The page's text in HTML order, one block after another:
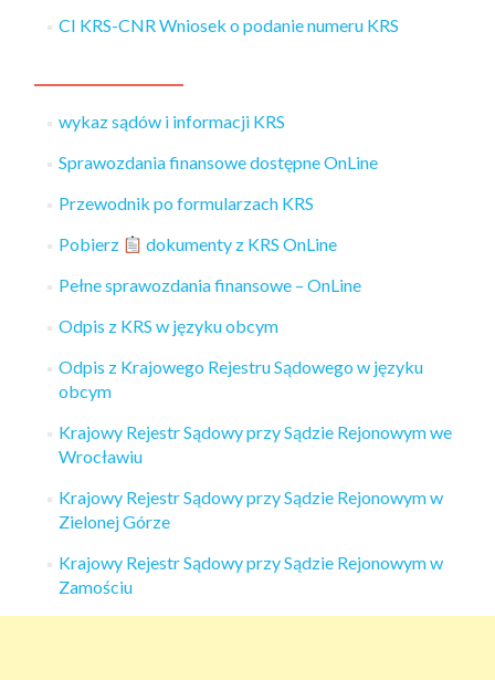
CI KRS-CNR Wniosek o podanie numeru KRS
wykaz sądów i informacji KRS
Sprawozdania finansowe dostępne OnLine
Przewodnik po formularzach KRS
Pobierz
dokumenty z KRS OnLine
Pełne sprawozdania finansowe – OnLine
Odpis z KRS w języku obcym
Odpis z Krajowego Rejestru Sądowego w języku
obcym
Krajowy Rejestr Sądowy przy Sądzie Rejonowym we
Wrocławiu
Krajowy Rejestr Sądowy przy Sądzie Rejonowym w
Zielonej Górze
Krajowy Rejestr Sądowy przy Sądzie Rejonowym w
Zamościu